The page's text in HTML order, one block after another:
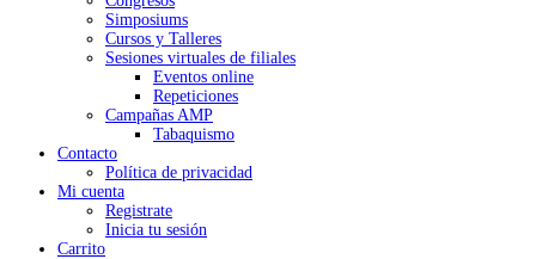
Simposiums
Cursos y Talleres
Sesiones virtuales de filiales
Eventos online
Repeticiones
Campañas AMP
Tabaquismo
Contacto
Política de privacidad
Mi cuenta
Registrate
Inicia tu sesión
Carrito